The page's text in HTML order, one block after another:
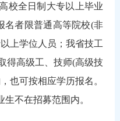
全日制大专以上毕业
名者限普通高等院校(非
上学位人员；我省技工
得高级工、技师(高级技
也可按相应学历报名。
不在招募范围内。